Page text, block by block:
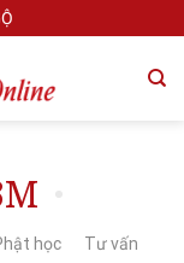
học
Tư vấn